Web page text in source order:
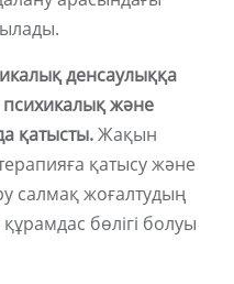
денсаулыққа
және
қатысты.Жақын
қатысу және
салмақ жоғалтудың
бөлігі болуы